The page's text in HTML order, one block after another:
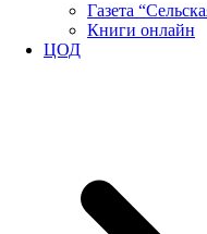
Газета
Книги онлайн
ЦОД